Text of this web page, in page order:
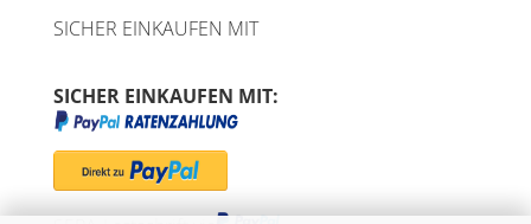
SICHER EINKAUFEN MIT
SICHER EINKAUFEN MIT: